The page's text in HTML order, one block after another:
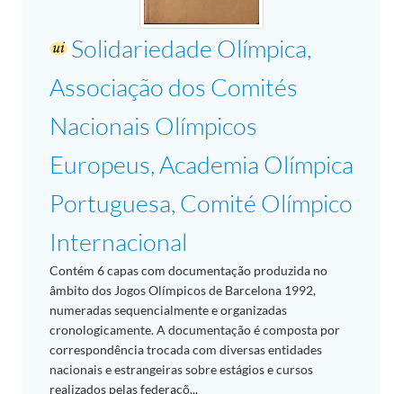
Solidariedade Olímpica,
Associação dos Comités
Nacionais Olímpicos
Europeus, Academia Olímpica
Portuguesa, Comité Olímpico
Internacional
Contém 6 capas com documentação produzida no
âmbito dos Jogos Olímpicos de Barcelona 1992,
numeradas sequencialmente e organizadas
cronologicamente. A documentação é composta por
correspondência trocada com diversas entidades
nacionais e estrangeiras sobre estágios e cursos
realizados pelas federaçõ...